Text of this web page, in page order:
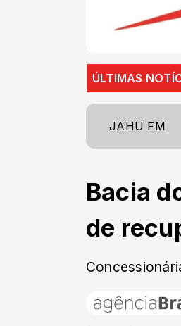
ÚLTIMAS
no SUS por fibrose
JAHU FM
Bacia
de